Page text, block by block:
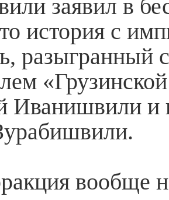
заявил в
история с
разыгранный
Иванишвили и
вообще